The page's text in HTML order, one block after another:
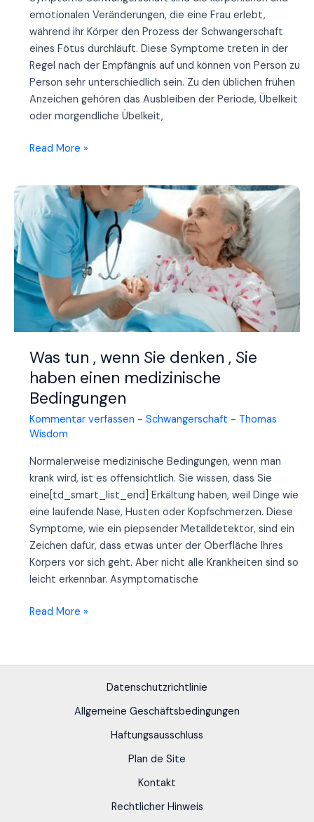
emotionalen Veränderungen, die eine Frau erlebt,
während ihr Körper den Prozess der Schwangerschaft
eines Fötus durchläuft. Diese Symptome treten in der
Regel nach der Empfängnis auf und können von Person zu
Person sehr unterschiedlich sein. Zu den üblichen frühen
Anzeichen gehören das Ausbleiben der Periode, Übelkeit
oder morgendliche Übelkeit,
Symptome
Leitfaden
für
werdende
Mütter
Read More »
Was tun , wenn Sie denken , Sie
haben einen medizinische
Bedingungen
Kommentar verfassen - Schwangerschaft - Thomas
Wisdom
Normalerweise medizinische Bedingungen, wenn man
krank wird, ist es offensichtlich. Sie wissen, dass Sie
eine[td_smart_list_end] Erkältung haben, weil Dinge wie
eine laufende Nase, Husten oder Kopfschmerzen. Diese
Symptome, wie ein piepsender Metalldetektor, sind ein
Zeichen dafür, dass etwas unter der Oberfläche Ihres
Körpers vor sich geht. Aber nicht alle Krankheiten sind so
leicht erkennbar. Asymptomatische
Was
wenn
Read More »
Datenschutzrichtlinie
Allgemeine Geschäftsbedingungen
Haftungsausschluss
Plan de Site
Kontakt
Rechtlicher Hinweis